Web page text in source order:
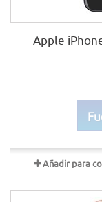
Apple
Añadir para